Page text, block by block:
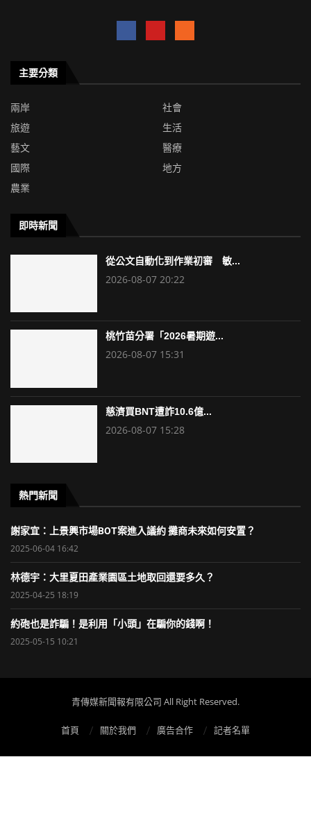
主要分類
兩岸
社會
旅遊
生活
藝文
醫療
國際
地方
農業
即時新聞
從公文自動化到作業初審 敏...
2026-08-07 20:22
桃竹苗分署「2026暑期遊...
2026-08-07 15:31
慈濟買BNT遭詐10.6億...
2026-08-07 15:28
熱門新聞
謝家宜：上景興市場BOT案進入議約 攤商未來如何安置？
2025-06-04 16:42
林德宇：大里夏田產業園區土地取回還要多久？
2025-04-25 18:19
約砲也是詐騙！是利用「小頭」在騙你的錢啊！
2025-05-15 10:21
青傳媒新聞報有限公司 All Right Reserved.
首頁 關於我們 廣告合作 記者名單